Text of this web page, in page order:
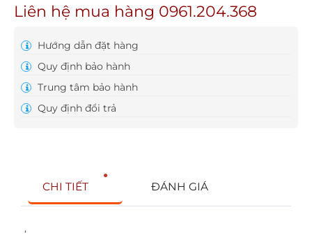
Liên hệ mua hàng 0961.204.368
Hướng dẫn đặt hàng
Quy định bảo hành
Trung tâm bảo hành
Quy định đổi trả
CHI TIẾT ĐÁNH GIÁ
,